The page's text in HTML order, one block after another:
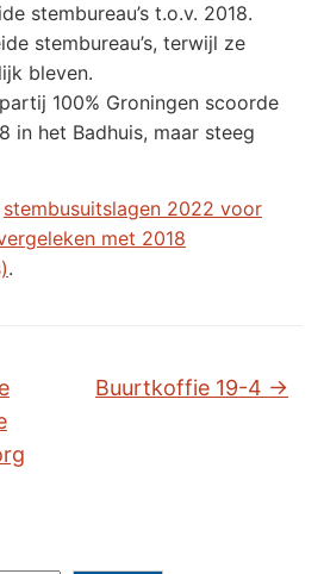
stembureau’s t.o.v. 2018.
stembureau’s, terwijl ze
bleven.
100% Groningen scoorde
in het Badhuis, maar steeg
stembusuitslagen 2022 voor
met 2018
.
Buurtkoffie 19-4 →